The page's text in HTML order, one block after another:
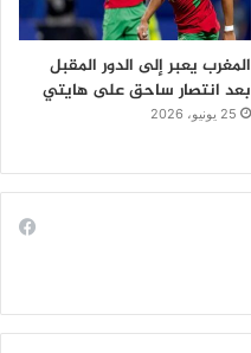
المغرب يعبر إلى الدور المقبل
بعد انتصار ساحق على هايتي
25 يونيو، 2026